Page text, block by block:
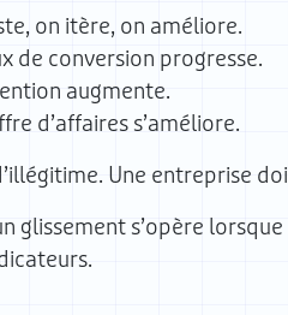
on itère, on améliore.
de conversion progresse.
augmente.
d’affaires s’améliore.
Une entreprise
glissement s’opère